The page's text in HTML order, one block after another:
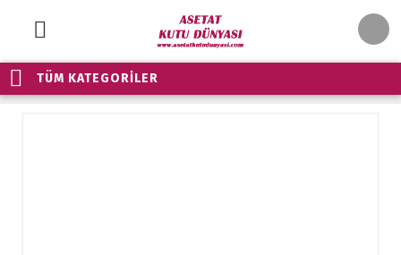
TÜM KATEGORİLER